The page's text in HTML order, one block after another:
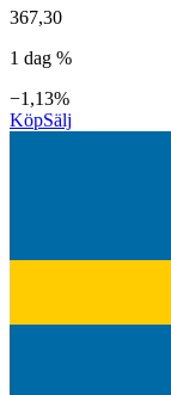
367,30
1 dag %
−1,13%
KöpSälj